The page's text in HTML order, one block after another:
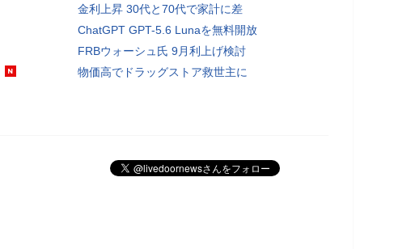
金利上昇 30代と70代で家計に差
ChatGPT GPT-5.6 Lunaを無料開放
FRBウォーシュ氏 9月利上げ検討
物価高でドラッグストア救世主に